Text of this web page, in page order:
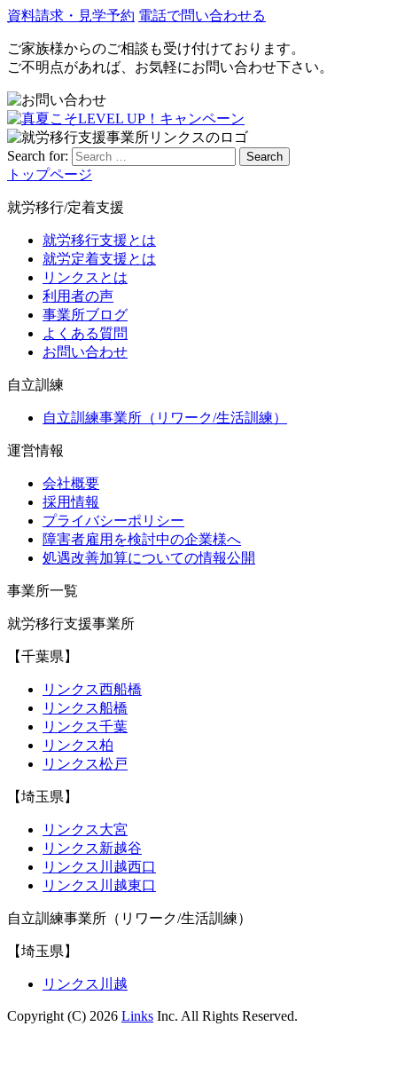
資料請求・見学予約 電話で問い合わせる
ご家族様からのご相談も受け付けております。
ご不明点があれば、お気軽にお問い合わせ下さい。
Search for: Search
トップページ
就労移行/定着支援
就労移行支援とは
就労定着支援とは
リンクスとは
利用者の声
事業所ブログ
よくある質問
お問い合わせ
自立訓練
自立訓練事業所（リワーク/生活訓練）
運営情報
会社概要
採用情報
プライバシーポリシー
障害者雇用を検討中の企業様へ
処遇改善加算についての情報公開
事業所一覧
就労移行支援事業所
【千葉県】
リンクス西船橋
リンクス船橋
リンクス千葉
リンクス柏
リンクス松戸
【埼玉県】
リンクス大宮
リンクス新越谷
リンクス川越西口
リンクス川越東口
自立訓練事業所（リワーク/生活訓練）
【埼玉県】
リンクス川越
Copyright (C) 2026 Links Inc. All Rights Reserved.